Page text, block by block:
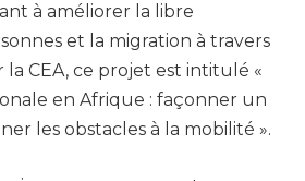
à améliorer la libre
et la migration à travers
la CEA, ce projet est intitulé «
en Afrique : façonner un
les obstacles à la mobilité ».